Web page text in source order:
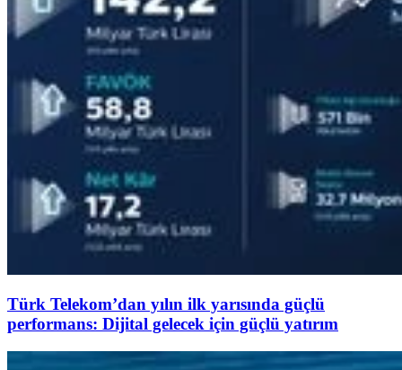
Türk Telekom’dan yılın ilk yarısında güçlü
performans: Dijital gelecek için güçlü yatırım